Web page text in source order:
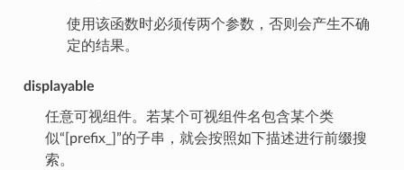
使用该函数时必须传两个参数，否则会产生不确
定的结果。
displayable
任意可视组件。若某个可视组件名包含某个类
似“[prefix_]”的子串，就会按照如下描述进行前缀搜
索。